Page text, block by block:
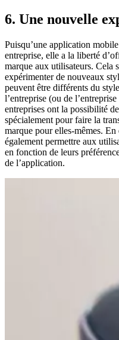
6. Une nouvelle
Puisqu’une application
entreprise, elle a la liberté
marque aux utilisateurs. Cela
expérimenter de nouveaux
peuvent être différents du
l’entreprise (ou de
entreprises ont la possibilité
spécialement pour faire la
marque pour elles-mêmes.
également permettre aux
en fonction de leurs
de l’application.